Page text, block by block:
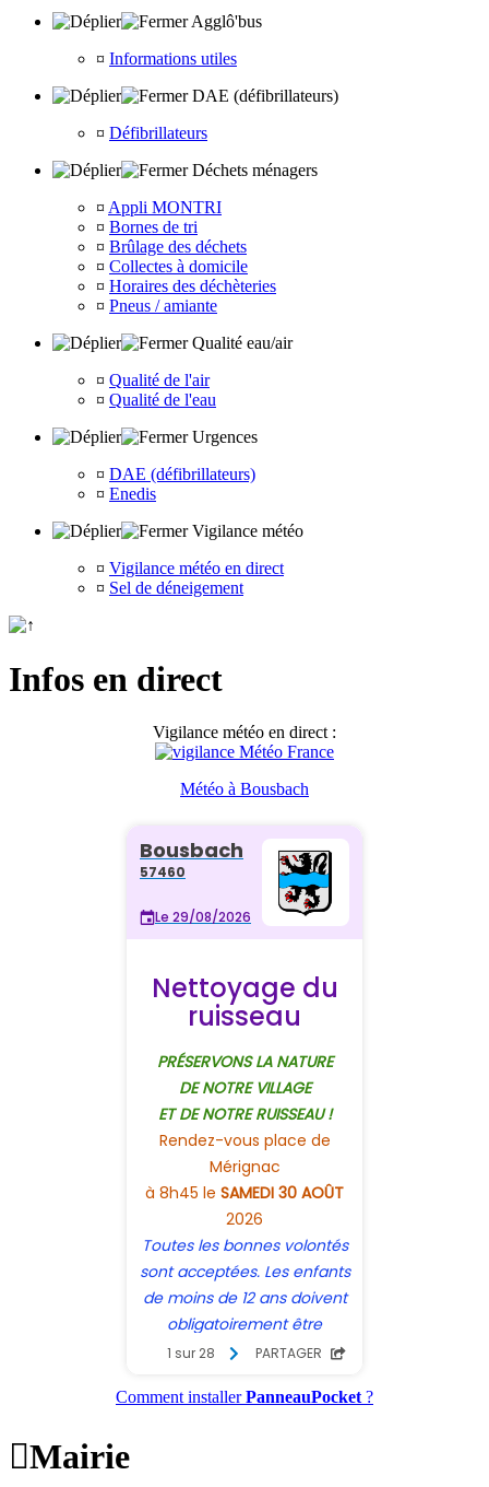
Agglô'bus
¤ Informations utiles
DAE (défibrillateurs)
¤ Défibrillateurs
Déchets ménagers
¤ Appli MONTRI
¤ Bornes de tri
¤ Brûlage des déchets
¤ Collectes à domicile
¤ Horaires des déchèteries
¤ Pneus / amiante
Qualité eau/air
¤ Qualité de l'air
¤ Qualité de l'eau
Urgences
¤ DAE (défibrillateurs)
¤ Enedis
Vigilance météo
¤ Vigilance météo en direct
¤ Sel de déneigement
Infos en direct
Vigilance météo en direct :
Météo à Bousbach
Comment installerPanneauPocket ?
Mairie